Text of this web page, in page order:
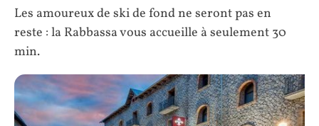
Les amoureux de ski de fond ne seront pas en
reste : la Rabbassa vous accueille à seulement 30
min.